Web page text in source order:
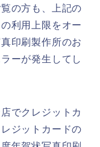
の方も、上記の
利用上限をオー
印刷製作所のお
ーが発生してし
でクレジットカ
ジットカードの